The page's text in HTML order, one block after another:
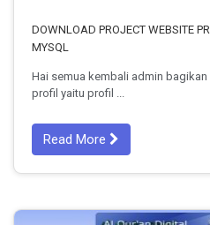
DOWNLOAD PROJECT WEBSITE
MYSQL
Hai semua kembali admin
profil yaitu profil ...
Read More